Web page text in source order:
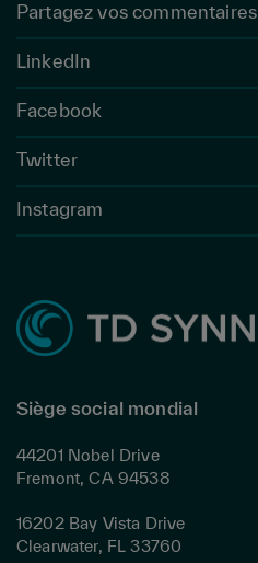
Partagez vos commentaires
LinkedIn
Facebook
Twitter
Instagram
Siège social mondial
44201 Nobel Drive
Fremont, CA 94538
16202 Bay Vista Drive
Clearwater, FL 33760